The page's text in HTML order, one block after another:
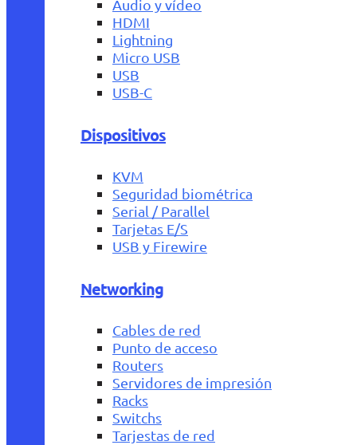
Audio y vídeo
HDMI
Lightning
Micro USB
USB
USB-C
Dispositivos
KVM
Seguridad biométrica
Serial / Parallel
Tarjetas E/S
USB y Firewire
Networking
Cables de red
Punto de acceso
Routers
Servidores de impresión
Racks
Switchs
Tarjestas de red